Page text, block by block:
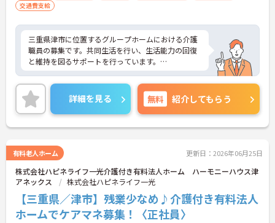
交通費支給
三重県津市に位置するグループホームにおける介護
職員の募集です。共同生活を行い、生活能力の回復
と維持を図るサポートを行っています。
残業は月平均3時間程度なのでワークライフバラン
スを保ちながらご勤務いただけます。お休みは4週7
休制としっかり確保できるので、メリハリのある働
き方ができます。
に詳細をお話しいたしますのでお気軽にご相談くだ
さい！
詳細を見る 無料 紹介してもらう
有料老人ホーム 更新日：2026年06月25日
株式会社ハピネライフ一光介護付き有料法人ホーム ハーモニーハウス津
アネックス
株式会社ハピネライフ一光
【三重県／津市】残業少なめ♪介護付き有料法人
ホームでケアマネ募集！〈正社員〉